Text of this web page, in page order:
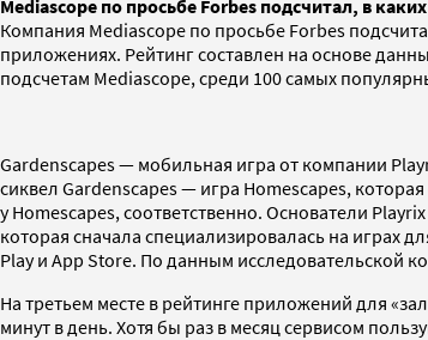
Mediascope по просьбе Forbes подсчитал, в
Компания Mediascope по просьбе Forbes
приложениях. Рейтинг составлен на основе
подсчетам Mediascope, среди 100 самых
Gardenscapes — мобильная игра от компании
сиквел Gardenscapes — игра Homescapes,
у Homescapes, соответственно. Основатели
которая сначала специализировалась на играх
Play и App Store. По данным исследовательской
На третьем месте в рейтинге приложений для
минут в день. Хотя бы раз в месяц сервисом